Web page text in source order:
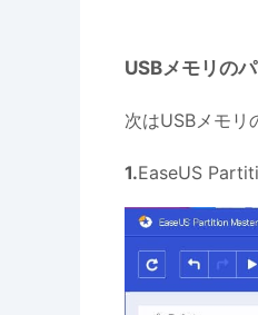
USBメモリの
次はUSBメモリ
1.EaseUS